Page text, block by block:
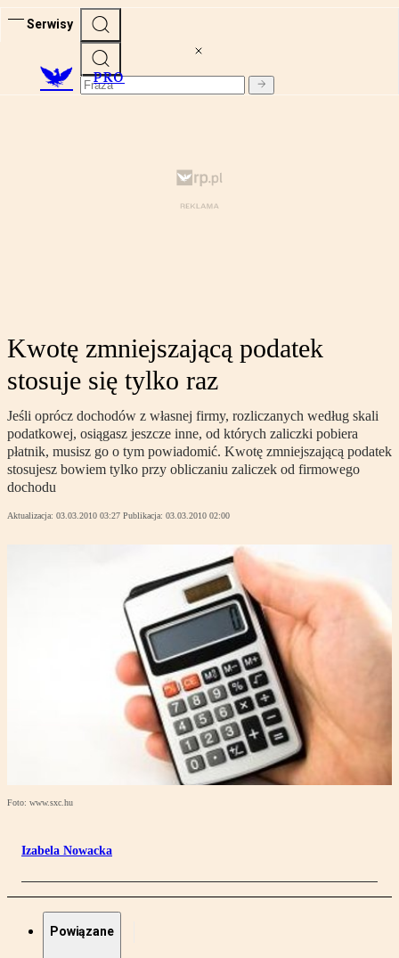
Serwisy
PRO
Kwotę zmniejszającą podatek
stosuje się tylko raz
Jeśli oprócz dochodów z własnej firmy, rozliczanych według skali
podatkowej, osiągasz jeszcze inne, od których zaliczki pobiera
płatnik, musisz go o tym powiadomić. Kwotę zmniejszającą podatek
stosujesz bowiem tylko przy obliczaniu zaliczek od firmowego
dochodu
Aktualizacja: 03.03.2010 03:27 Publikacja: 03.03.2010 02:00
Foto: www.sxc.hu
Izabela Nowacka
Powiązane